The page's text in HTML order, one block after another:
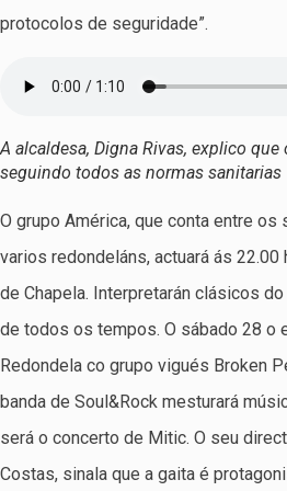
protocolos de seguridade”.
A alcaldesa, Digna Rivas, explico
seguindo todos as normas sanitarias
O grupo América, que conta entre
varios redondeláns, actuará ás
de Chapela. Interpretarán clásicos
de todos os tempos. O sábado 28 o
Redondela co grupo vigués Broken
banda de Soul&Rock mesturará
será o concerto de Mitic. O seu
Costas, sinala que a gaita é